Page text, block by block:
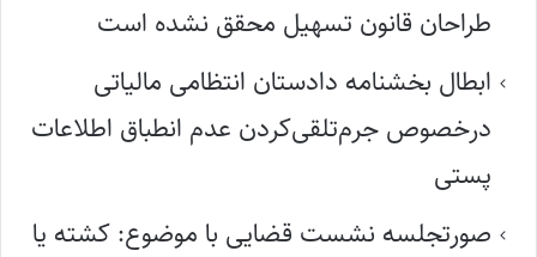
طراحان قانون تسهیل محقق نشده است
ابطال بخشنامه دادستان انتظامی مالیاتی
درخصوص جرم‌تلقی‌کردن عدم انطباق اطلاعات
پستی
صورتجلسه نشست قضایی با موضوع: کشته یا